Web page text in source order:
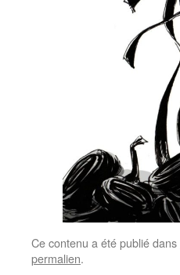
Ce contenu a été publié dans
permalien.